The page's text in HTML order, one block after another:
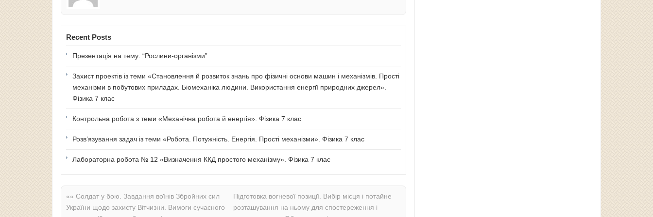
Recent Posts
Презентація на тему: “Рослини-організми”
Захист проектів із теми «Становлення й розвиток знань про фізичні основи машин і механізмів. Прості
механізми в побутових приладах. Біомеханіка людини. Використання енергії природних джерел».
Фізика 7 клас
Контрольна робота з теми «Механічна робота й енергія». Фізика 7 клас
Розв’язування задач із теми «Робота. Потужність. Енергія. Прості механізми». Фізика 7 клас
Лабораторна робота № 12 «Визначення ККД простого механізму». Фізика 7 клас
«« Солдат у бою. Завдання воїнів Збройних сил
України щодо захисту Вітчизни. Вимоги сучасного
Підготовка вогневої позиції. Вибір місця і потайне
розташування на ньому для спостереження і